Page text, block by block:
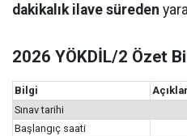
dakikalık ilave süreden
2026 YÖKDİL/2 Özet
Bilgi
Sınav tarihi
Başlangıç saati